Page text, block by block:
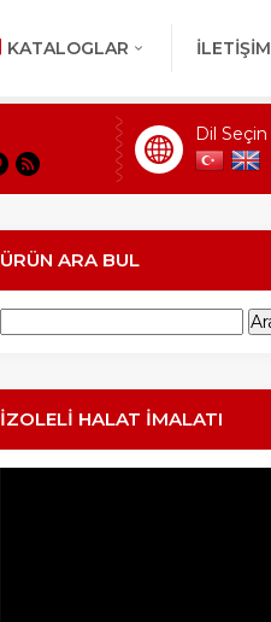
KATALOGLAR İLETİŞİM
Dil Seçin
ÜRÜN ARA BUL
İZOLELI HALAT İMALATI